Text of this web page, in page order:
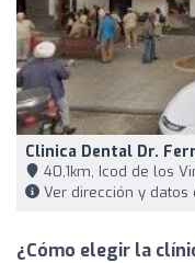
Clinica Dental Dr.
40,1km, Icod de los
Ver dirección y datos
¿Cómo elegir la